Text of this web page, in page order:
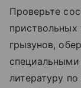
Проверьте
приствольных
грызунов,
литературу